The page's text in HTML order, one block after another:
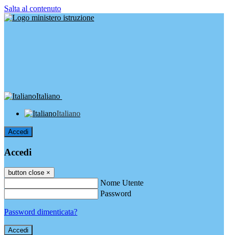
Salta al contenuto
Italiano
Italiano
Accedi
Accedi
button close ×
Nome Utente
Password
Password dimenticata?